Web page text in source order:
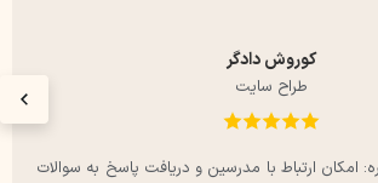
کتایون راد
طراح سایت
استفاده از ابزارهای جدید و هوش مصنوعی